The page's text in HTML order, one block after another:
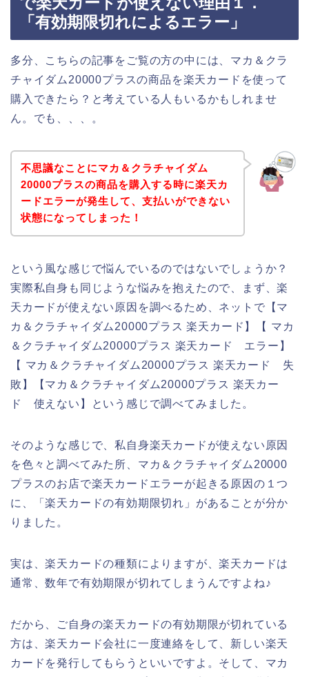
「有効期限切れによるエラー」
多分、こちらの記事をご覧の方の中には、マカ＆クラ
チャイダム20000プラスの商品を楽天カードを使って
購入できたら？と考えている人もいるかもしれませ
ん。でも、、、。
不思議なことにマカ＆クラチャイダム
20000プラスの商品を購入する時に楽天カ
ードエラーが発生して、支払いができない
状態になってしまった！
という風な感じで悩んでいるのではないでしょうか？
実際私自身も同じような悩みを抱えたので、まず、楽
天カードが使えない原因を調べるため、ネットで【マ
カ＆クラチャイダム20000プラス 楽天カード】【 マカ
＆クラチャイダム20000プラス 楽天カード エラー】
【 マカ＆クラチャイダム20000プラス 楽天カード 失
敗】【マカ＆クラチャイダム20000プラス 楽天カー
ド 使えない】という感じで調べてみました。
そのような感じで、私自身楽天カードが使えない原因
を色々と調べてみた所、マカ＆クラチャイダム20000
プラスのお店で楽天カードエラーが起きる原因の１つ
に、「楽天カードの有効期限切れ」があることが分か
りました。
実は、楽天カードの種類によりますが、楽天カードは
通常、数年で有効期限が切れてしまうんですよね♪
だから、ご自身の楽天カードの有効期限が切れている
方は、楽天カード会社に一度連絡をして、新しい楽天
カードを発行してもらうといいですよ。そして、マカ